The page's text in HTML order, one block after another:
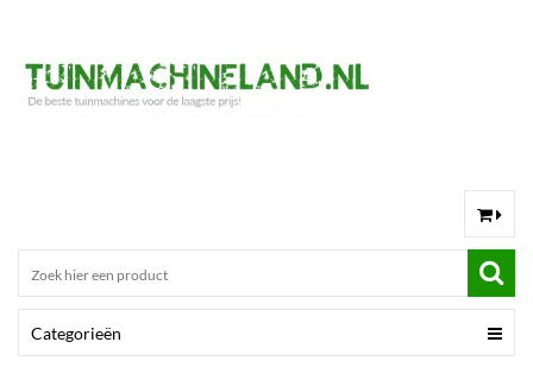
Categorieën